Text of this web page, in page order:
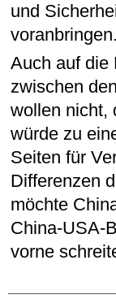
und
Auch auf die
zwischen
wollen nicht,
würde zu
Seiten für
Differenzen
möchte
China-USA-
vorne